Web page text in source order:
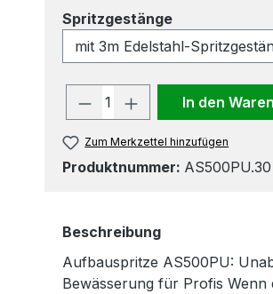
Spritzgestängeauswählen
Produkt Anzahl:
In den
Zum Merkzettel hinzufügen
Produktnummer: AS500PU.30
Beschreibung
Aufbauspritze AS500PU:
Bewässerung für Profis Wenn